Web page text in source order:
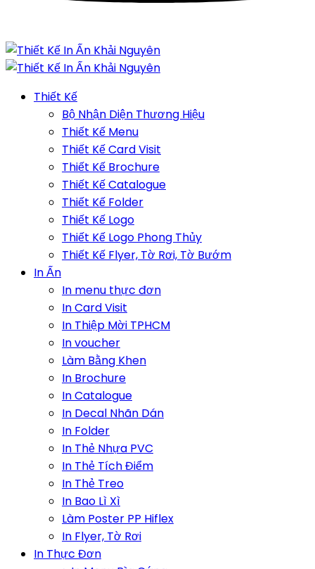
Thiết Kế
Bộ Nhận Diện Thương Hiệu
Thiết Kế Menu
Thiết Kế Card Visit
Thiết Kế Brochure
Thiết Kế Catalogue
Thiết Kế Folder
Thiết Kế Logo
Thiết Kế Logo Phong Thủy
Thiết Kế Flyer, Tờ Rơi, Tờ Bướm
In Ấn
In menu thực đơn
In Card Visit
In Thiệp Mời TPHCM
In voucher
Làm Bằng Khen
In Brochure
In Catalogue
In Decal Nhãn Dán
In Folder
In Thẻ Nhựa PVC
In Thẻ Tích Điểm
In Thẻ Treo
In Bao Lì Xì
Làm Poster PP Hiflex
In Flyer, Tờ Rơi
In Thực Đơn